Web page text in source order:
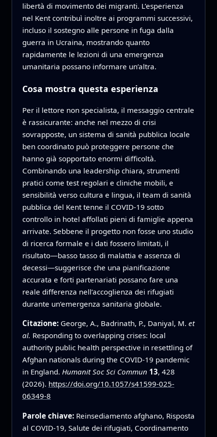
libertà di movimento dei migranti. L’esperienza
nel Kent contribuì inoltre ai programmi successivi,
incluso il sostegno alle persone in fuga dalla
guerra in Ucraina, mostrando quanto
rapidamente le lezioni di una emergenza
umanitaria possano informare un’altra.
Cosa mostra questa esperienza
Per il lettore non specialista, il messaggio centrale
è rassicurante: anche nel mezzo di crisi
sovrapposte, un sistema di sanità pubblica locale
ben coordinato può proteggere persone che
hanno già sopportato enormi difficoltà.
Combinando una leadership chiara, strumenti
pratici come test regolari e cliniche mobili, e
sensibilità verso cultura e lingua, il team di sanità
pubblica del Kent tenne il COVID‑19 sotto
controllo in hotel affollati pieni di famiglie appena
arrivate. Sebbene il progetto non fosse uno studio
di ricerca formale e i dati fossero limitati, il
risultato—basso tasso di malattia e assenza di
decessi—suggerisce che una pianificazione
accurata e forti partenariati possano fare una
reale differenza nell’accoglienza dei rifugiati
durante un’emergenza sanitaria globale.
Citazione: George, A., Badrinath, P., Daniyal, M. et
al. Responding to overlapping crises: local
authority public health perspective in resettling of
Afghan nationals during the COVID-19 pandemic
in England. Humanit Soc Sci Commun 13, 428
(2026). https://doi.org/10.1057/s41599-025-
06349-8
Parole chiave: Reinsediamento afghano, Risposta
al COVID-19, Salute dei rifugiati, Coordinamento